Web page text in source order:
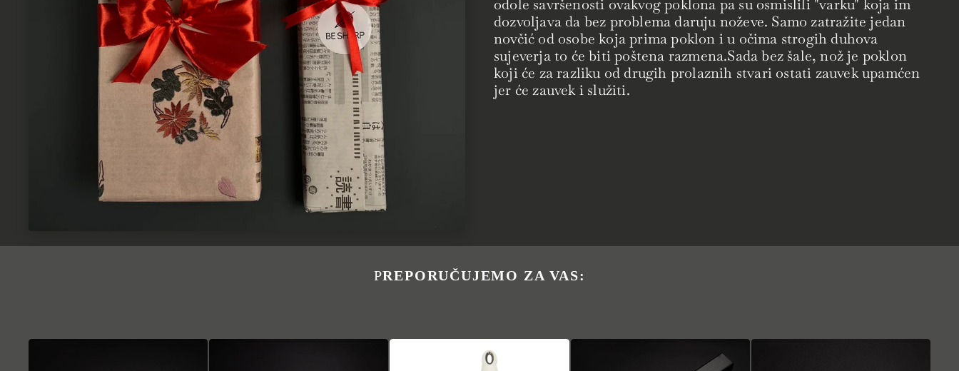
odole savršenosti ovakvog poklona pa su osmislili "varku" koja im
dozvoljava da bez problema daruju noževe. Samo zatražite jedan
novčić od osobe koja prima poklon i u očima strogih duhova
sujeverja to će biti poštena razmena.Sada bez šale, nož je poklon
koji će za razliku od drugih prolaznih stvari ostati zauvek upamćen
jer će zauvek i služiti.
PREPORUČUJEMO ZA VAS: